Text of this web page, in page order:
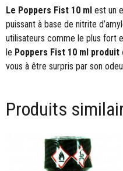
Le Poppers Fist 10 ml est un
puissant à base de nitrite
utilisateurs comme le plus fort
le Poppers Fist 10 ml
vous à être surpris par son
Produits